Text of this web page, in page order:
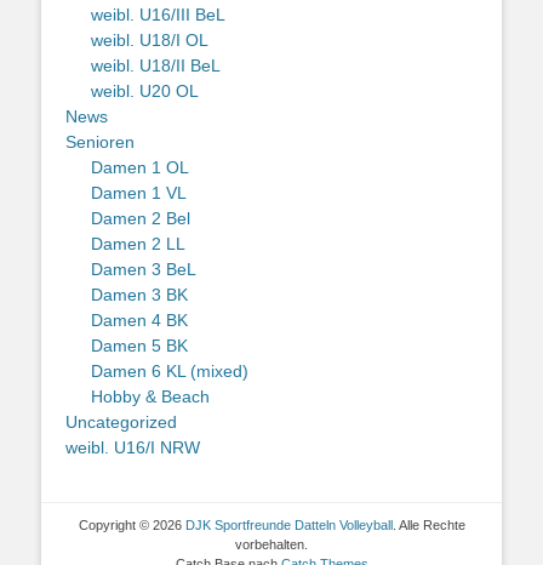
weibl. U16/III BeL
weibl. U18/I OL
weibl. U18/II BeL
weibl. U20 OL
News
Senioren
Damen 1 OL
Damen 1 VL
Damen 2 Bel
Damen 2 LL
Damen 3 BeL
Damen 3 BK
Damen 4 BK
Damen 5 BK
Damen 6 KL (mixed)
Hobby & Beach
Uncategorized
weibl. U16/I NRW
Copyright © 2026 DJK Sportfreunde Datteln Volleyball. Alle Rechte
vorbehalten.